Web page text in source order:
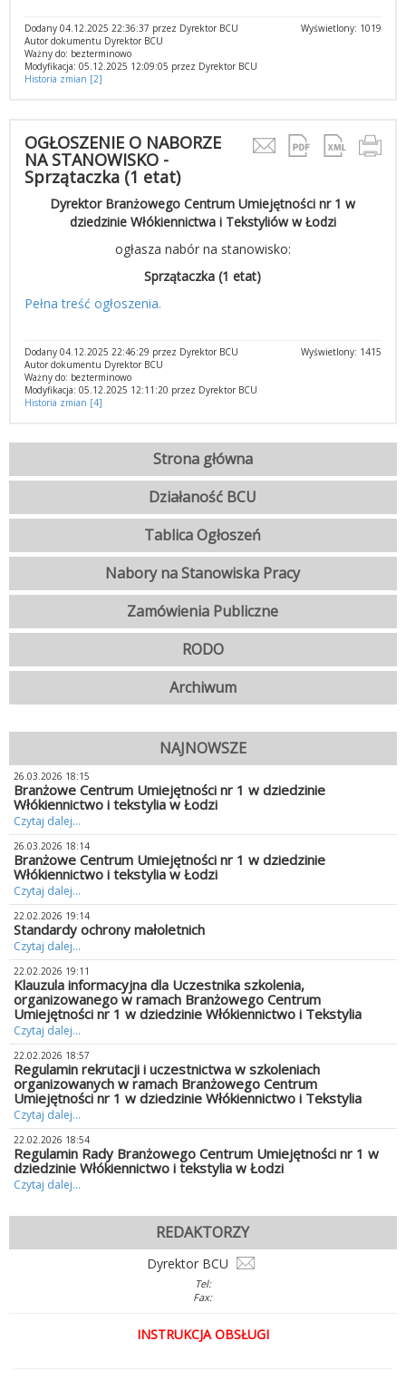
Wyświetlony: 1019
Dodany 04.12.2025 22:36:37 przez Dyrektor BCU
Autor dokumentu Dyrektor BCU
Ważny do: bezterminowo
Modyfikacja: 05.12.2025 12:09:05 przez Dyrektor BCU
Historia zmian [2]
OGŁOSZENIE O NABORZE
NA STANOWISKO -
Sprzątaczka (1 etat)
Dyrektor Branżowego Centrum Umiejętności nr 1 w
dziedzinie Włókiennictwa i Tekstyliów w Łodzi
ogłasza nabór na stanowisko:
Sprzątaczka (1 etat)
Pełna treść ogłoszenia.
Wyświetlony: 1415
Dodany 04.12.2025 22:46:29 przez Dyrektor BCU
Autor dokumentu Dyrektor BCU
Ważny do: bezterminowo
Modyfikacja: 05.12.2025 12:11:20 przez Dyrektor BCU
Historia zmian [4]
Strona główna
Działaność BCU
Tablica Ogłoszeń
Nabory na Stanowiska Pracy
Zamówienia Publiczne
RODO
Archiwum
NAJNOWSZE
26.03.2026 18:15
Branżowe Centrum Umiejętności nr 1 w dziedzinie
Włókiennictwo i tekstylia w Łodzi
Czytaj dalej...
26.03.2026 18:14
Branżowe Centrum Umiejętności nr 1 w dziedzinie
Włókiennictwo i tekstylia w Łodzi
Czytaj dalej...
22.02.2026 19:14
Standardy ochrony małoletnich
Czytaj dalej...
22.02.2026 19:11
Klauzula informacyjna dla Uczestnika szkolenia,
organizowanego w ramach Branżowego Centrum
Umiejętności nr 1 w dziedzinie Włókiennictwo i Tekstylia
Czytaj dalej...
22.02.2026 18:57
Regulamin rekrutacji i uczestnictwa w szkoleniach
organizowanych w ramach Branżowego Centrum
Umiejętności nr 1 w dziedzinie Włókiennictwo i Tekstylia
Czytaj dalej...
22.02.2026 18:54
Regulamin Rady Branżowego Centrum Umiejętności nr 1 w
dziedzinie Włókiennictwo i tekstylia w Łodzi
Czytaj dalej...
REDAKTORZY
Dyrektor BCU
Tel:
Fax:
INSTRUKCJA OBSŁUGI